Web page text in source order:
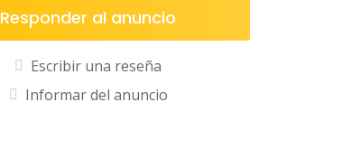
p
p
o
o
k
ti
r
Responder al anuncio
Escribir una reseña
Informar del anuncio